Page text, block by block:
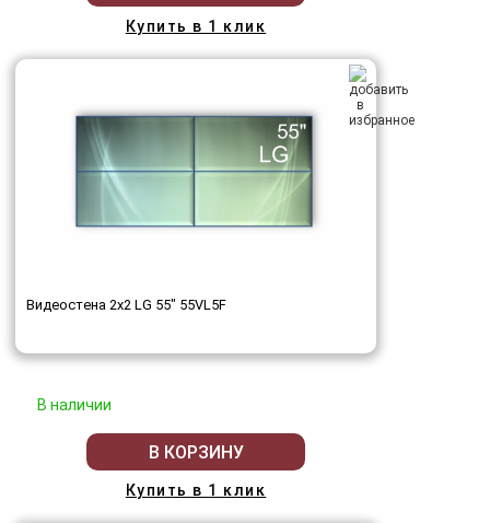
Купить в 1 клик
Видеостена 2x2 LG 55" 55VL5F
В наличии
В КОРЗИНУ
Купить в 1 клик